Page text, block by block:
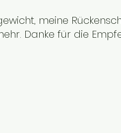
meine
Danke für die